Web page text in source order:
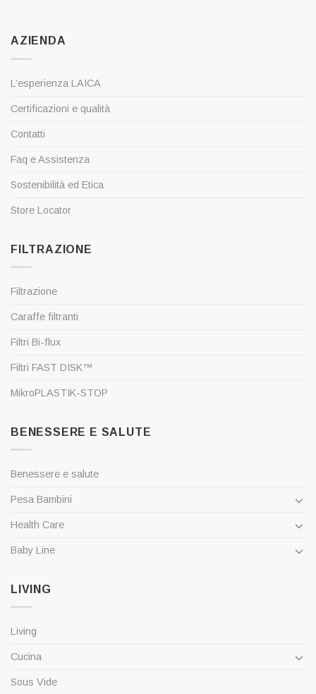
AZIENDA
L’esperienza LAICA
Certificazioni e qualità
Contatti
Faq e Assistenza
Sostenibilità ed Etica
Store Locator
FILTRAZIONE
Filtrazione
Caraffe filtranti
Filtri Bi-flux
Filtri FAST DISK™
MikroPLASTIK-STOP
BENESSERE E SALUTE
Benessere e salute
Pesa Bambini
Health Care
Baby Line
LIVING
Living
Cucina
Sous Vide